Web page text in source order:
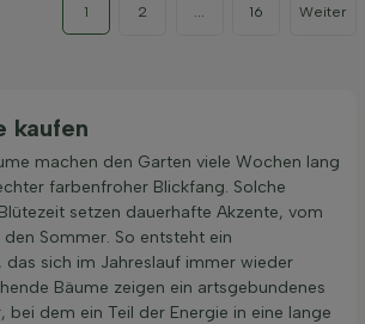
1 2 16 Weiter
kaufen
machen den Garten viele Wochen lang
farbenfroher Blickfang. Solche
setzen dauerhafte Akzente, vom
Sommer. So entsteht ein
das sich im Jahreslauf immer wieder
Bäume zeigen ein artsgebundenes
bei dem ein Teil der Energie in eine lange